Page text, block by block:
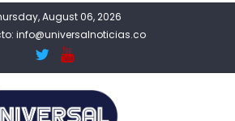
August 06, 2026
info@universalnoticias.co